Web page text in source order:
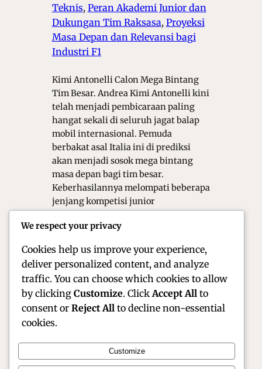
Teknis, Peran Akademi Junior dan
Dukungan Tim Raksasa, Proyeksi
Masa Depan dan Relevansi bagi
Industri F1
Kimi Antonelli Calon Mega Bintang
Tim Besar. Andrea Kimi Antonelli kini
telah menjadi pembicaraan paling
hangat sekali di seluruh jagat balap
mobil internasional. Pemuda
berbakat asal Italia ini di prediksi
akan menjadi sosok mega bintang
masa depan bagi tim besar.
Keberhasilannya melompati beberapa
jenjang kompetisi junior
balapnya sangatlah luar biasa hebat.
We respect your privacy
Cookies help us improve your experience,
deliver personalized content, and analyze
traffic. You can choose which cookies to allow
by clicking Customize. Click Accept All to
consent or Reject All to decline non-essential
cookies.
Customize